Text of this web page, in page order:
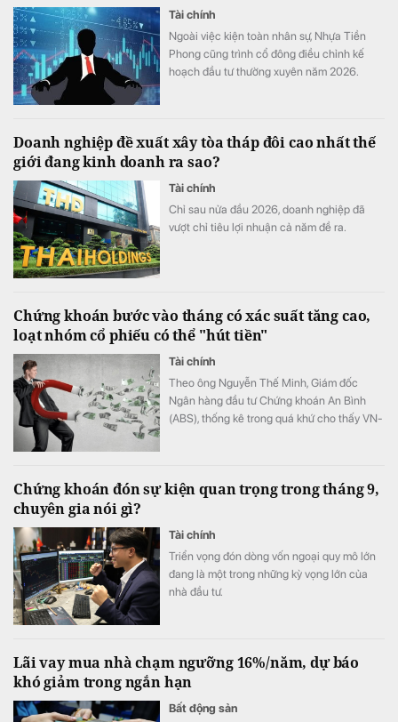
Tài chính
Ngoài việc kiện toàn nhân sự, Nhựa Tiền
Phong cũng trình cổ đông điều chỉnh kế
hoạch đầu tư thường xuyên năm 2026.
Doanh nghiệp đề xuất xây tòa tháp đôi cao nhất thế
giới đang kinh doanh ra sao?
Tài chính
Chỉ sau nửa đầu 2026, doanh nghiệp đã
vượt chỉ tiêu lợi nhuận cả năm đề ra.
Chứng khoán bước vào tháng có xác suất tăng cao,
loạt nhóm cổ phiếu có thể "hút tiền"
Tài chính
Theo ông Nguyễn Thế Minh, Giám đốc
Ngân hàng đầu tư Chứng khoán An Bình
(ABS), thống kê trong quá khứ cho thấy VN-
Chứng khoán đón sự kiện quan trọng trong tháng 9,
chuyên gia nói gì?
Tài chính
Triển vọng đón dòng vốn ngoại quy mô lớn
đang là một trong những kỳ vọng lớn của
nhà đầu tư.
Lãi vay mua nhà chạm ngưỡng 16%/năm, dự báo
khó giảm trong ngắn hạn
Bất động sản